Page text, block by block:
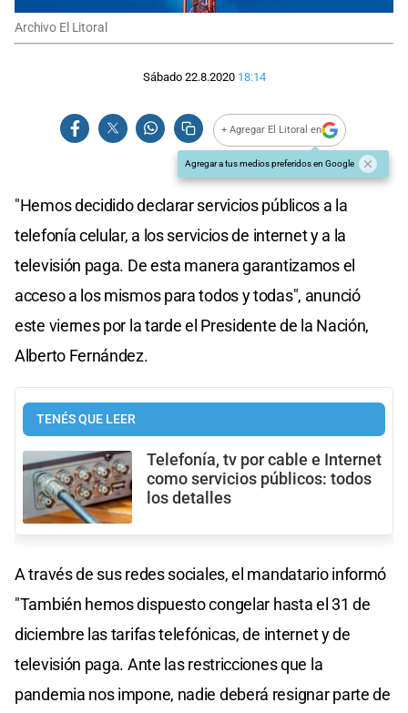
Archivo El Litoral
Sábado 22.8.2020 18:14
+ Agregar El Litoral en
Agregar a tus medios preferidos en Google
"Hemos decidido declarar servicios públicos a la
telefonía celular, a los servicios de internet y a la
televisión paga. De esta manera garantizamos el
acceso a los mismos para todos y todas", anunció
este viernes por la tarde el Presidente de la Nación,
Alberto Fernández.
TENÉS QUE LEER
Telefonía, tv por cable e Internet
como servicios públicos: todos
los detalles
A través de sus redes sociales, el mandatario informó
"‪También hemos dispuesto congelar hasta el 31 de
diciembre las tarifas telefónicas, de internet y de
televisión paga. Ante las restricciones que la
pandemia nos impone, nadie deberá resignar parte de